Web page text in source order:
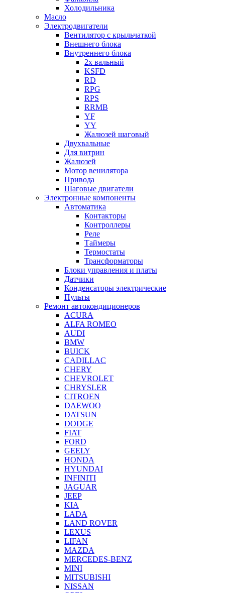
Холодильника
Масло
Электродвигатели
Вентилятор с крыльчаткой
Внешнего блока
Внутреннего блока
2х вальный
KSFD
RD
RPG
RPS
RRMB
YF
YY
Жалюзей шаговый
Двухвальные
Для витрин
Жалюзей
Мотор венилятора
Привода
Шаговые двигатели
Электронные компоненты
Автоматика
Контакторы
Контроллеры
Реле
Таймеры
Термостаты
Трансформаторы
Блоки управления и платы
Датчики
Конденсаторы электрические
Пульты
Ремонт автокондиционеров
ACURA
ALFA ROMEO
AUDI
BMW
BUICK
CADILLAC
CHERY
CHEVROLET
CHRYSLER
CITROEN
DAEWOO
DATSUN
DODGE
FIAT
FORD
GEELY
HONDA
HYUNDAI
INFINITI
JAGUAR
JEEP
KIA
LADA
LAND ROVER
LEXUS
LIFAN
MAZDA
MERCEDES-BENZ
MINI
MITSUBISHI
NISSAN